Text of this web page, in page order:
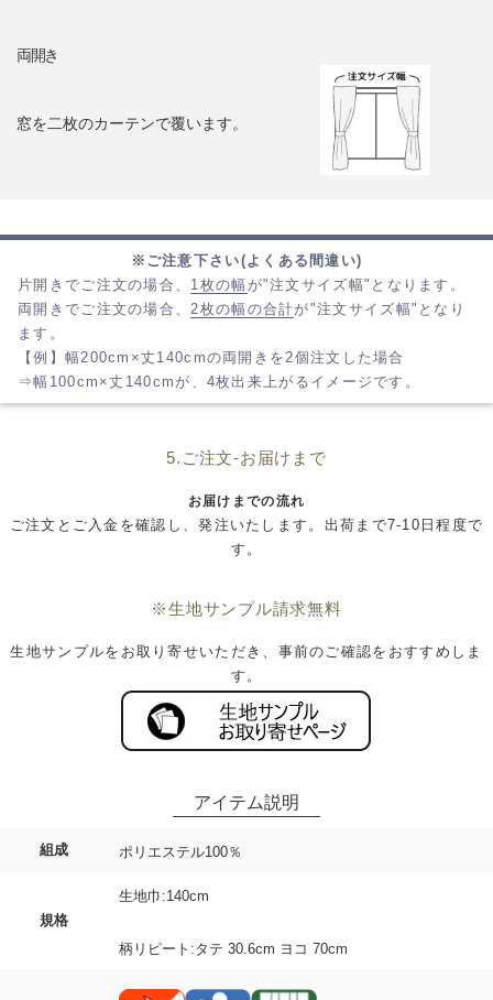
組成 ポリエステル100％
規格
生地巾:140cm
柄リピート:タテ 30.6cm ヨコ 70cm
両開き
窓を二枚のカーテンで覆います。
※ご注意下さい(よくある間違い)
片開きでご注文の場合、 1枚の幅 が"注文サイズ幅"となります。
両開きでご注文の場合、 2枚の幅の合計が"注文サイズ幅"となり
ます。
【例】幅200cm×丈140cmの両開きを2個注文した場合
⇒幅100cm×丈140cmが、4枚出来上がるイメージです。
5.ご注文-お届けまで
お届けまでの流れ
ご注文とご入金を確認し、発注いたします。出荷まで7-10日程度で
す。
※生地サンプル請求無料
生地サンプルをお取り寄せいただき、事前のご確認をおすすめしま
す。